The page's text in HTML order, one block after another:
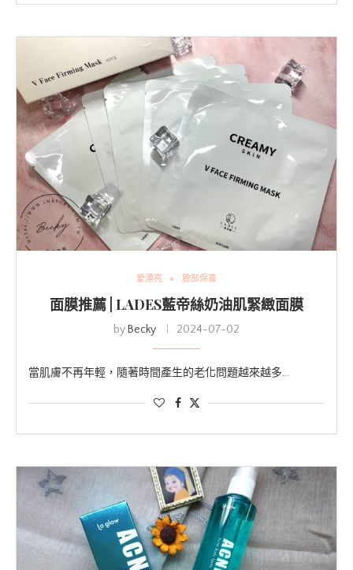
愛漂亮 臉部保養
面膜推薦 | LADES藍帝絲奶油肌緊緻面膜
by Becky 2024-07-02
當肌膚不再年輕，隨著時間產生的老化問題越來越多…